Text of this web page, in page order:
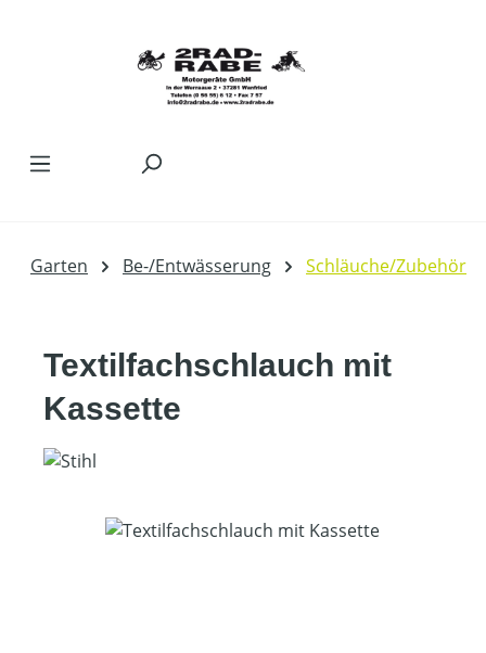
Garten Be-/Entwässerung Schläuche/Zubehör
Textilfachschlauch mit
Kassette
Bildergalerie überspringen